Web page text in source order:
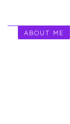
ABOUT ME